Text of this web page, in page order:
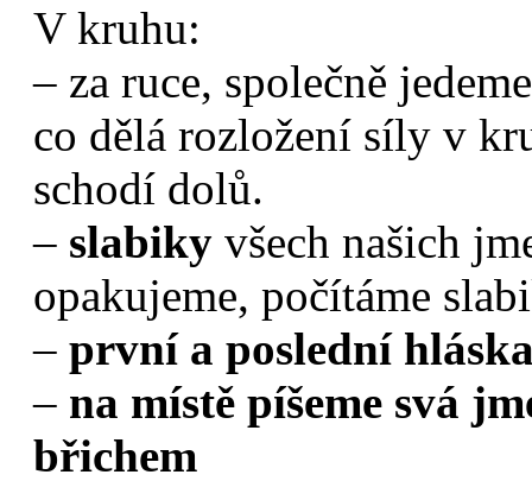
V kruhu:
– za ruce, společně
co dělá rozložení síly v
schodí dolů.
– slabiky všech našich
opakujeme, počítáme
– první a poslední
– na místě píšeme svá
břichem